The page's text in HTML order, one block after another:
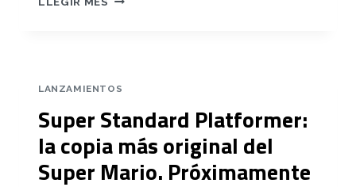
LANZAMIENTOS
Super Standard Platformer:
la copia más original del
Super Mario. Próximamente